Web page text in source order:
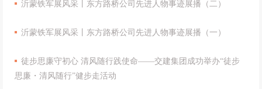
沂蒙铁军展风采丨东方路桥公司先进人物事迹展播（二）
沂蒙铁军展风采丨东方路桥公司先进人物事迹展播（一）
徒步思廉守初心 清风随行践使命——交建集团成功举办“徒步
思廉・清风随行”健步走活动